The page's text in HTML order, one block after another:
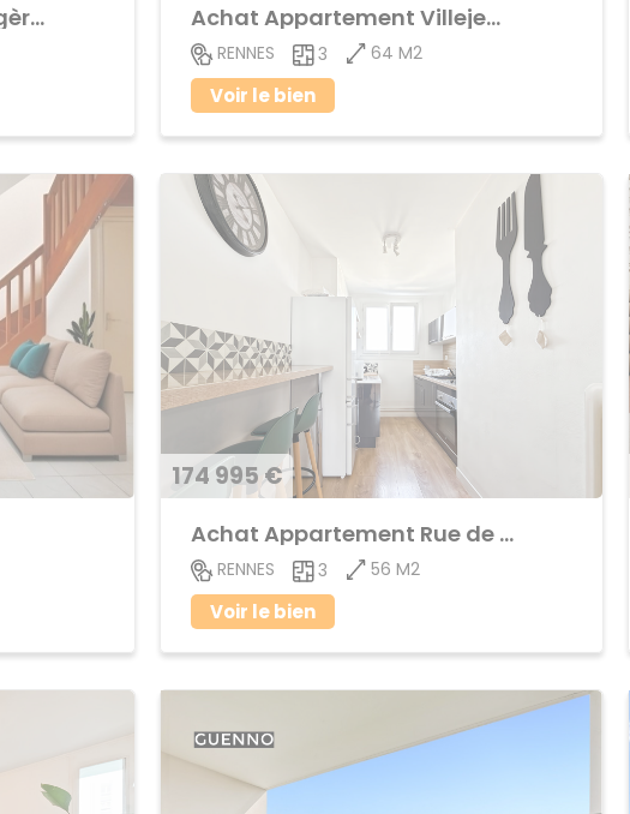
Achat Appartement Fougères Achat Appartement Villejean
RENNES 3 64 M2
Voir le bien
174 995 €
Achat Appartement Rue de Nantes
RENNES 3 56 M2
Voir le bien